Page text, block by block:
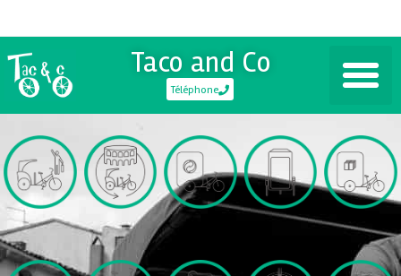
Taco and Co
Téléphone